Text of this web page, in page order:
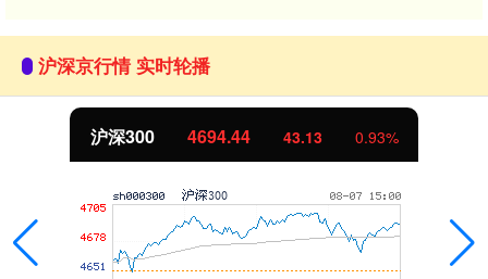
沪深京行情 实时轮播
沪深300 4694.44 43.13 0.93%